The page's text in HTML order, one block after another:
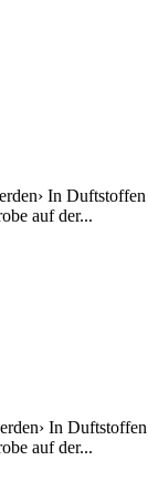
In Duftstoffen
auf der...
In
auf der...